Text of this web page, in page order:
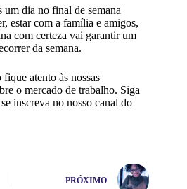
um dia no final de semana
estar com a família e amigos,
com certeza vai garantir um
da semana.
atento às nossas
o mercado de trabalho. Siga
inscreva no nosso canal do
PRÓXIMO